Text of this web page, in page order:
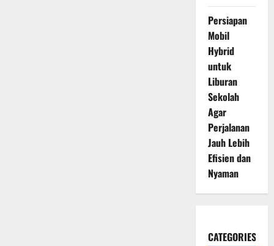
Persiapan
Mobil
Hybrid
untuk
Liburan
Sekolah
Agar
Perjalanan
Jauh Lebih
Efisien dan
Nyaman
CATEGORIES